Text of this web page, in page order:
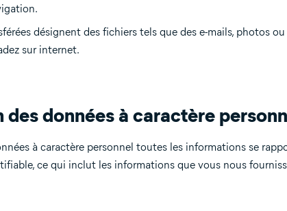
désignent des fichiers tels que des e-mails, photos
sur internet.
données à caractère
à caractère personnel toutes les informations se
ce qui inclut les informations que vous nous